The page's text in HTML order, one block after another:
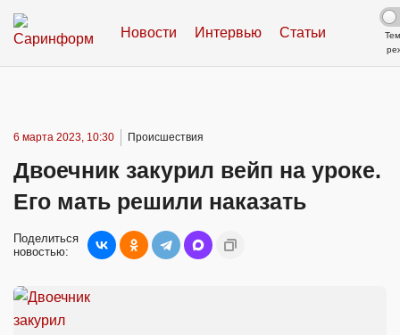
Новости Интервью Статьи
6 марта 2023, 10:30 Происшествия
Двоечник закурил вейп на уроке.
Его мать решили наказать
Поделиться
новостью: